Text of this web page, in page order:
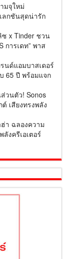
มจุใหม่
ลกชันสุดน่ารัก
ซ x Tinder ชวน
การเดท” พาส
นด์แอมบาสเดอร์
65 ปี พร้อมแจก
วนตัว! Sonos
เสียงทรงพลัง
า ฉลองความ
งครีเอเตอร์